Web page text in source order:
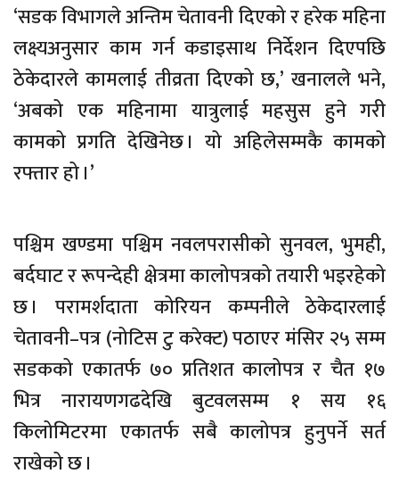
‘सडक विभागले अन्तिम चेतावनी दिएको र हरेक महिना
लक्ष्यअनुसार काम गर्न कडाइसाथ निर्देशन दिएपछि
ठेकेदारले कामलाई तीव्रता दिएको छ,’ खनालले भने,
‘अबको एक महिनामा यात्रुलाई महसुस हुने गरी
कामको प्रगति देखिनेछ । यो अहिलेसम्मकै कामको
रफ्तार हो ।’
पश्चिम खण्डमा पश्चिम नवलपरासीको सुनवल, भुमही,
बर्दघाट र रूपन्देही क्षेत्रमा कालोपत्रको तयारी भइरहेको
छ । परामर्शदाता कोरियन कम्पनीले ठेकेदारलाई
चेतावनी–पत्र (नोटिस टु करेक्ट) पठाएर मंसिर २५ सम्म
सडकको एकातर्फ ७० प्रतिशत कालोपत्र र चैत १७
भित्र नारायणगढदेखि बुटवलसम्म १ सय १६
किलोमिटरमा एकातर्फ सबै कालोपत्र हुनुपर्ने सर्त
राखेको छ ।